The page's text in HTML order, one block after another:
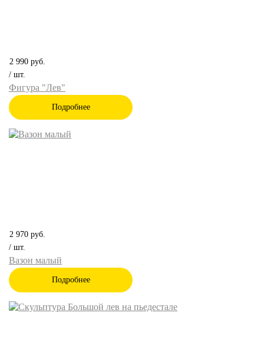
2 990 руб.
/ шт.
Фигура "Лев"
Подробнее
2 970 руб.
/ шт.
Вазон малый
Подробнее